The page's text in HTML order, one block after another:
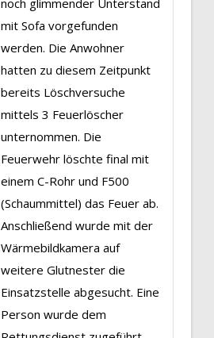
noch glimmender Unterstand
mit Sofa vorgefunden
werden. Die Anwohner
hatten zu diesem Zeitpunkt
bereits Löschversuche
mittels 3 Feuerlöscher
unternommen. Die
Feuerwehr löschte final mit
einem C-Rohr und F500
(Schaummittel) das Feuer ab.
Anschließend wurde mit der
Wärmebildkamera auf
weitere Glutnester die
Einsatzstelle abgesucht. Eine
Person wurde dem